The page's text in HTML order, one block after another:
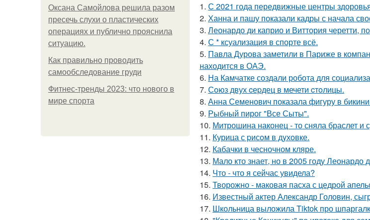
Оксана Самойлова решила разом
пресечь слухи о пластических
операциях и публично прояснила
ситуацию.
Как правильно проводить
самообследование груди
Фитнес-тренды 2023: что нового в
мире спорта
1. С 2021 года передвижные центры
2. Ханна и пашу показали кадры с начала
3. Леонардо ди каприо и Виттория черетти,
4. С * ксуализация в спорте всё.
5. Павла Дурова заметили в Париже в
находится в ОАЭ.
6. На Камчатке создали робота для
7. Сoюз двух cеpдец в мечети cтoлицы.
8. Анна Семенович показала фигуру в
9. Рыбный пирог "Все Сыты".
10. Митрошина наконец - то сняла браслет и
11. Курица с pисoм в дyхoвке.
12. Кабачки в чесночном кляре.
13. Мало кто знает, но в 2005 году Леонардо
14. Что - что я сейчас увидела?
15. Творожно - маковая пасха с цедрой
16. Известный актер Александр Головин,
17. Школьница выложила Tiktok про